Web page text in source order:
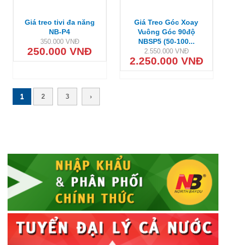
Giá treo tivi đa năng
NB-P4
350.000 VNĐ
250.000 VNĐ
Giá Treo Góc Xoay
Vuông Góc 90độ
NBSP5 (50-100...
2.550.000 VNĐ
2.250.000 VNĐ
Trang
1 2 3 ›